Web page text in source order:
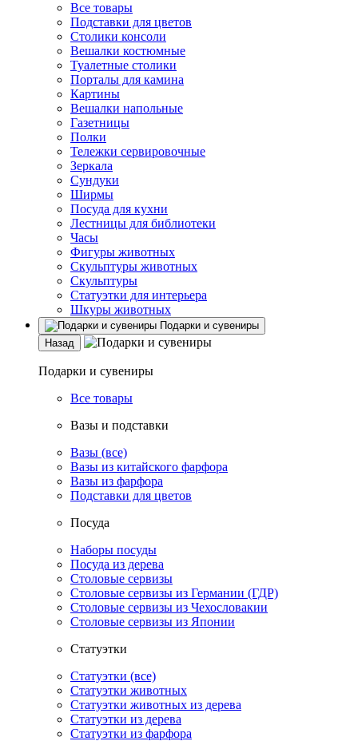
Все товары
Подставки для цветов
Столики консоли
Вешалки костюмные
Туалетные столики
Порталы для камина
Картины
Вешалки напольные
Газетницы
Полки
Тележки сервировочные
Зеркала
Сундуки
Ширмы
Посуда для кухни
Лестницы для библиотеки
Часы
Фигуры животных
Скульптуры животных
Скульптуры
Статуэтки для интерьера
Шкуры животных
Подарки и сувениры
Назад
Подарки и сувениры
Все товары
Вазы и подставки
Вазы (все)
Вазы из китайского фарфора
Вазы из фарфора
Подставки для цветов
Посуда
Наборы посуды
Посуда из дерева
Столовые сервизы
Столовые сервизы из Германии (ГДР)
Столовые сервизы из Чехословакии
Столовые сервизы из Японии
Статуэтки
Статуэтки (все)
Статуэтки животных
Статуэтки животных из дерева
Статуэтки из дерева
Статуэтки из фарфора